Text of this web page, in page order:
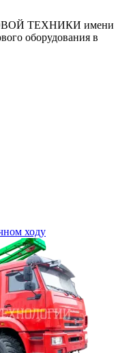
ТЕХНИКИ имени
оборудования в
ходу